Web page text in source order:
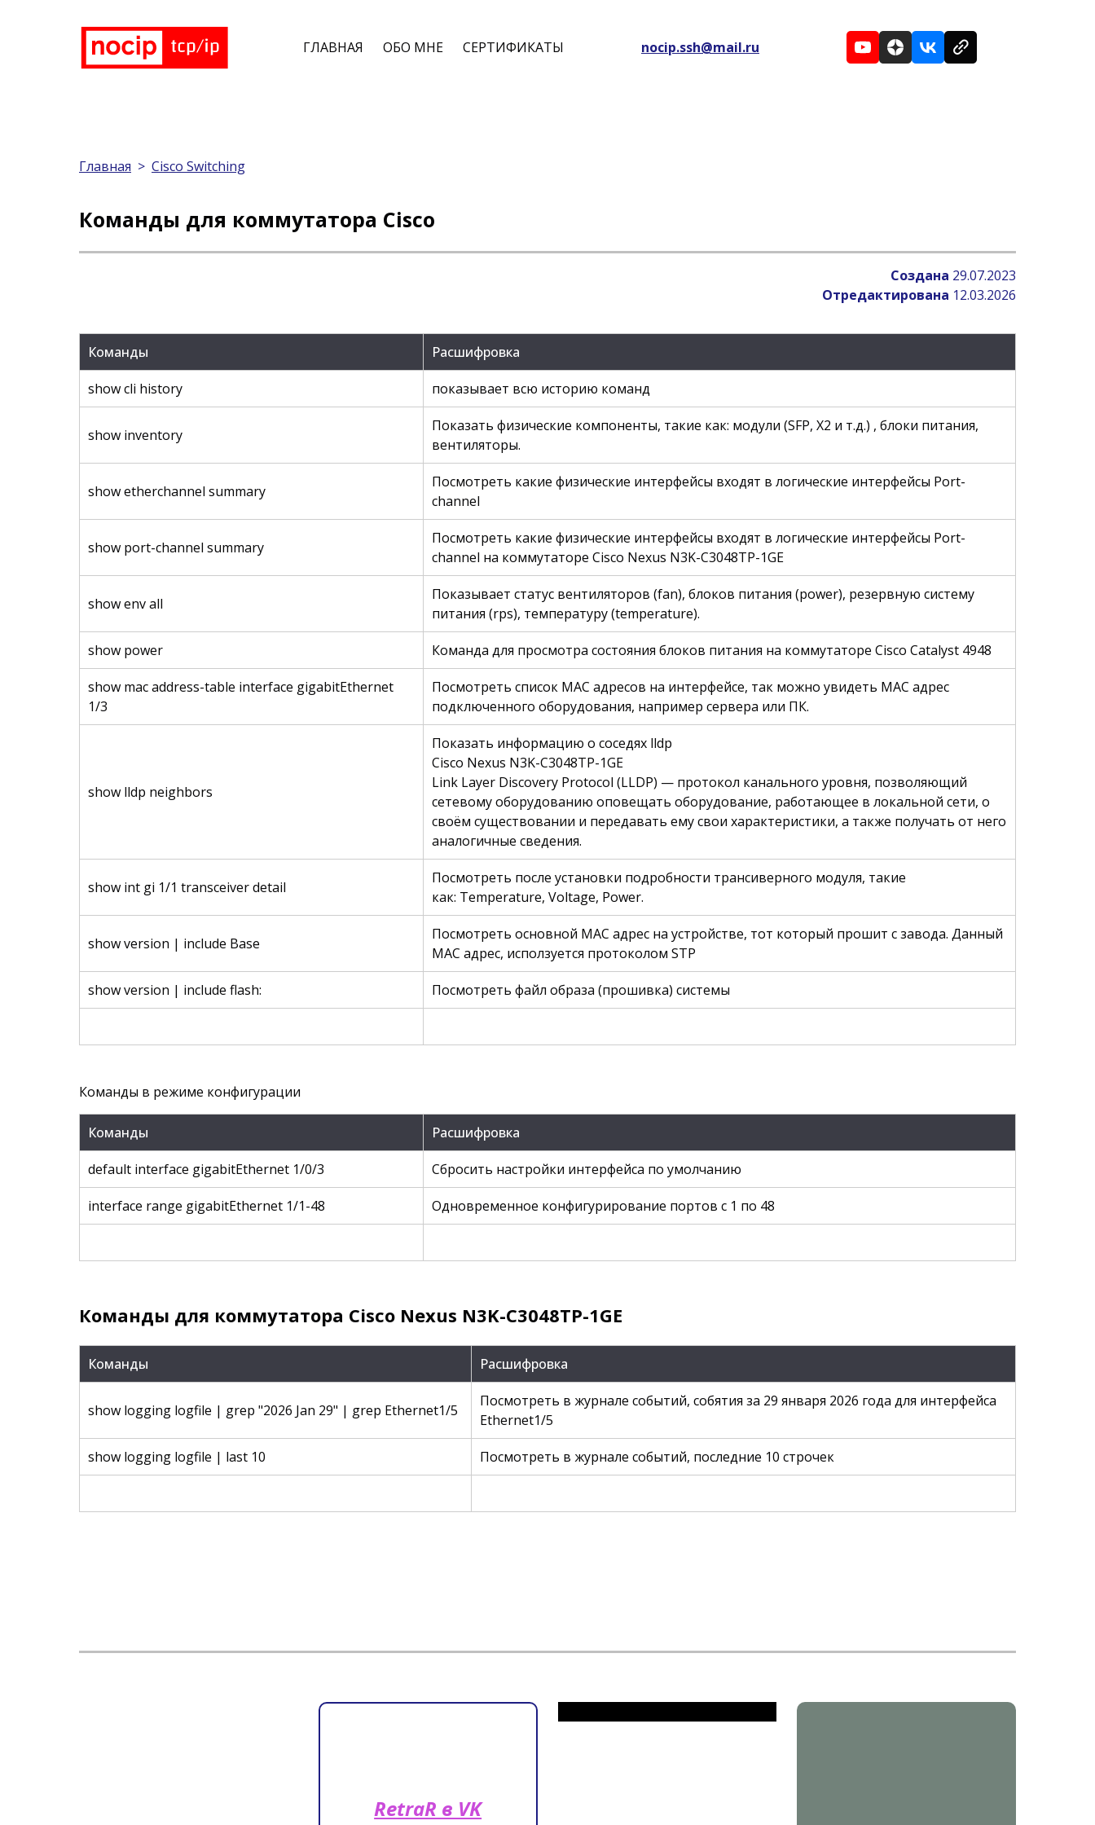
ГЛАВНАЯ ОБО МНЕ СЕРТИФИКАТЫ nocip.ssh@mail.ru
Главная > Cisco Switching
Команды для коммутатора Cisco
Создана 29.07.2023
Отредактирована 12.03.2026
Команды Расшифровка
show cli history показывает всю историю команд
show inventory
Показать физические компоненты, такие как: модули (SFP, X2 и т.д.) , блоки питания,
вентиляторы.
show etherchannel summary
Посмотреть какие физические интерфейсы входят в логические интерфейсы Port-
channel
show port-channel summary
Посмотреть какие физические интерфейсы входят в логические интерфейсы Port-
channel на коммутаторе Cisco Nexus N3K-C3048TP-1GE
show env all
Показывает статус вентиляторов (fan), блоков питания (power), резервную систему
питания (rps), температуру (temperature).
show power Команда для просмотра состояния блоков питания на коммутаторе Cisco Catalyst 4948
show mac address-table interface gigabitEthernet
1/3
Посмотреть список MAC адресов на интерфейсе, так можно увидеть MAC адрес
подключенного оборудования, например сервера или ПК.
show lldp neighbors
Показать информацию о соседях lldp
Cisco Nexus N3K-C3048TP-1GE
Link Layer Discovery Protocol (LLDP) — протокол канального уровня, позволяющий
сетевому оборудованию оповещать оборудование, работающее в локальной сети, о
своём существовании и передавать ему свои характеристики, а также получать от него
аналогичные сведения.
show int gi 1/1 transceiver detail
Поcмотреть после установки подробности трансиверного модуля, такие
как: Temperature, Voltage, Power.
show version | include Base
Поcмотреть основной MAC адрес на устройстве, тот который прошит с завода. Данный
MAC адрес, исползуется протоколом STP
show version | include flash: Поcмотреть файл образа (прошивка) системы
Команды в режиме конфигурации
Команды Расшифровка
default interface gigabitEthernet 1/0/3 Сбросить настройки интерфейса по умолчанию
interface range gigabitEthernet 1/1-48 Одновременное конфигурирование портов с 1 по 48
Команды для коммутатора Cisco Nexus N3K-C3048TP-1GE
Команды Расшифровка
show logging logfile | grep "2026 Jan 29" | grep Ethernet1/5
Посмотреть в журнале событий, собятия за 29 января 2026 года для интерфейса
Ethernet1/5
show logging logfile | last 10 Посмотреть в журнале событий, последние 10 строчек
RetraR в VK